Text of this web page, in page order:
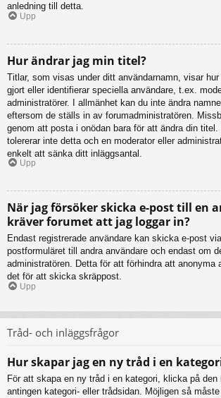
anledning till detta.
Upp
Hur ändrar jag min titel?
Titlar, som visas under ditt användarnamn, visar
gjort eller identifierar speciella användare, t.ex.
administratörer. I allmänhet kan du inte ändra
eftersom de ställs in av forumadministratören.
genom att posta i onödan bara för att ändra din
tolererar inte detta och en moderator eller
enkelt att sänka ditt inläggsantal.
Upp
När jag försöker skicka e-post till en
kräver forumet att jag loggar in?
Endast registrerade användare kan skicka e-post
postformuläret till andra användare och endast om
administratören. Detta för att förhindra att anonyma
det för att skicka skräppost.
Upp
Tråd- och inläggsfrågor
Hur skapar jag en ny tråd i en
För att skapa en ny tråd i en kategori, klicka på den
antingen kategori- eller trådsidan. Möjligen så